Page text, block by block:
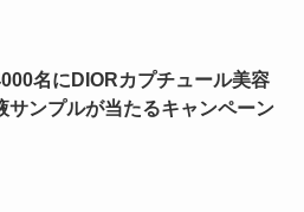
名にDIORカプチュール美容
サンプルが当たるキャンペーン